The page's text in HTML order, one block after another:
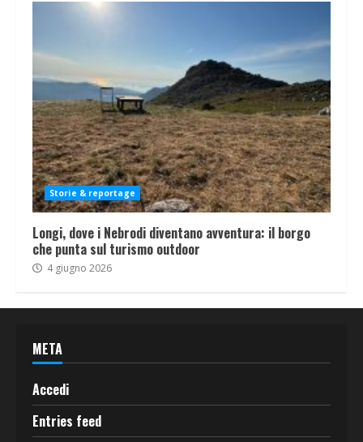
Storie & reportage
Longi, dove i Nebrodi diventano avventura: il borgo
che punta sul turismo outdoor
4 giugno 2026
META
Accedi
Entries feed